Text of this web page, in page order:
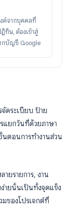
ค์จากบุคคลที่
ทิน, ต้องเข้าสู่
กบัญชี Google
ดระเบียบ ป้าย
แยกวันที่ด้วยภาษา
ตอนการทำงานส่วน
ายรายการ, งาน
ายนั้นเป็นทั้งจุดแข็ง
ของโปรเจกต์ที่